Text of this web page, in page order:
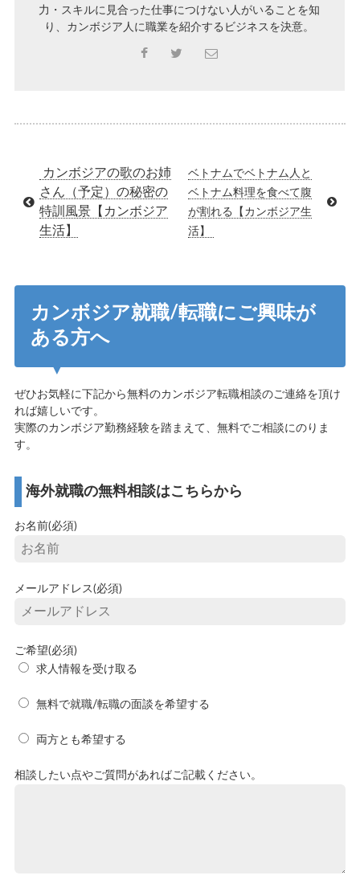
力・スキルに見合った仕事につけない人がいることを知
り、カンボジア人に職業を紹介するビジネスを決意。
カンボジアの歌のお姉
さん（予定）の秘密の
特訓風景【カンボジア
生活】
ベトナムでベトナム人と
ベトナム料理を食べて腹
が割れる【カンボジア生
活】
カンボジア就職/転職にご興味が
ある方へ
ぜひお気軽に下記から無料のカンボジア転職相談のご連絡を頂け
れば嬉しいです。
実際のカンボジア勤務経験を踏まえて、無料でご相談にのりま
す。
海外就職の無料相談はこちらから
お名前(必須)
メールアドレス(必須)
ご希望(必須)
求人情報を受け取る
無料で就職/転職の面談を希望する
両方とも希望する
相談したい点やご質問があればご記載ください。